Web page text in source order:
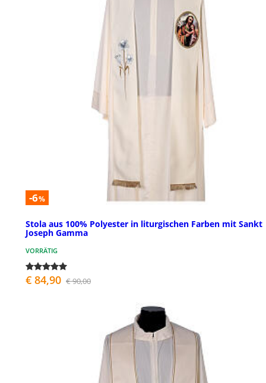
-6%
Stola aus 100% Polyester in liturgischen Farben mit Sankt
Joseph Gamma
VORRÄTIG
€ 84,90 € 90,00